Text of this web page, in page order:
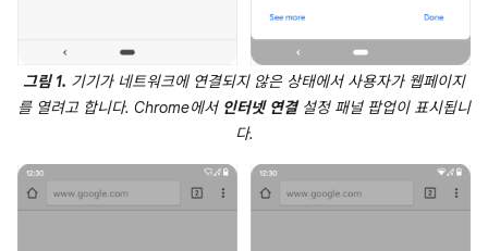
그림 1. 기기가 네트워크에 연결되지 않은 상태에서 사용자가 웹페이지
를 열려고 합니다. Chrome에서 인터넷 연결설정 패널 팝업이 표시됩니
다.